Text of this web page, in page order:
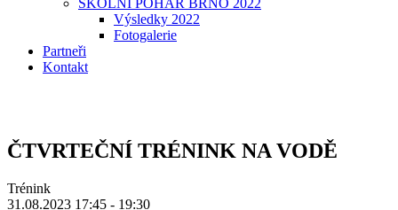
ŠKOLNÍ POHÁR BRNO 2022
Výsledky 2022
Fotogalerie
Partneři
Kontakt
ČTVRTEČNÍ TRÉNINK NA VODĚ
Trénink
31.08.2023 17:45 - 19:30